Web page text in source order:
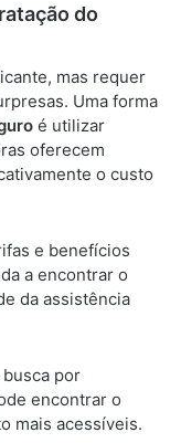
do
mas requer
Uma forma
é utilizar
oferecem
o custo
e benefícios
a encontrar o
da assistência
por
encontrar o
mais acessíveis.